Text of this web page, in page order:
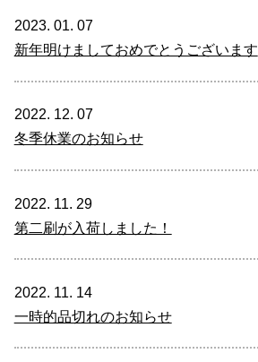
2023. 01. 07
新年明けましておめでとうございます
2022. 12. 07
冬季休業のお知らせ
2022. 11. 29
第二刷が入荷しました！
2022. 11. 14
一時的品切れのお知らせ